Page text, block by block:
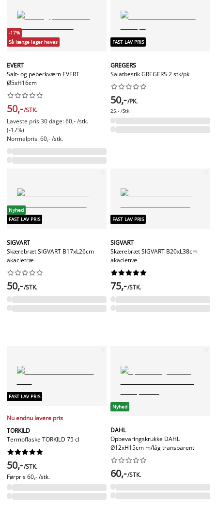
-17%
Så længe lager haves
EVERT
Salt- og peberkværn EVERT
Ø5xH16cm






50,-/STK.
Laveste pris 30 dage: 60,- /stk.
(-17%)
Normalpris: 60,- /stk.
FAST LAV PRIS
GREGERS
Salatbestik GREGERS 2 stk/pk






50,-/PK.
25,- /Stk
Nyhed
FAST LAV PRIS
SIGVART
Skærebræt SIGVART B17xL26cm
akacietræ






50,-/STK.
FAST LAV PRIS
SIGVART
Skærebræt SIGVART B20xL38cm
akacietræ






75,-/STK.
FAST LAV PRIS
Nu endnu lavere pris
TORKILD
Termoflaske TORKILD 75 cl






50,-/STK.
Førpris60,- /stk.
Nyhed
DAHL
Opbevaringskrukke DAHL
Ø12xH15cm m/låg transparent






60,-/STK.